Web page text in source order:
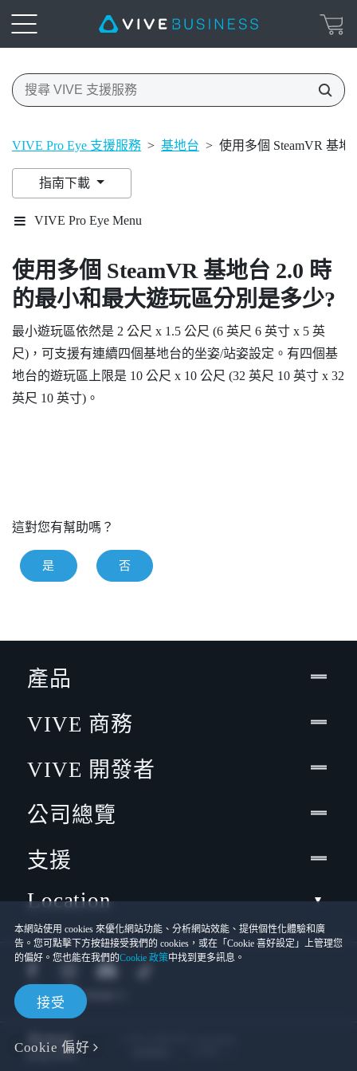
VIVE Pro Eye 支援服務 > 基地台 > 使用多個 SteamVR 基
指南下載
VIVE Pro Eye Menu
使用多個 SteamVR 基地台 2.0 時
的最小和最大遊玩區分別是多少?
最小遊玩區依然是 2 公尺 x 1.5 公尺 (6 英尺 6 英寸 x 5 英
尺)，可支援有連續四個基地台的坐姿/站姿設定。有四個基
地台的遊玩區上限是 10 公尺 x 10 公尺 (32 英尺 10 英寸 x 32
英尺 10 英寸)。
這對您有幫助嗎？
是 否
本網站使用 cookies 來優化網站功能、分析網站效能、提供個性化體驗和廣
告。您可點擊下方按鈕接受我們的 cookies，或在「Cookie 喜好設定」上管理您
的偏好。您也能在我們的Cookie 政策中找到更多訊息。
接受
Cookie 偏好
產品
VIVE 商務
VIVE 開發者
公司總覽
支援
Location